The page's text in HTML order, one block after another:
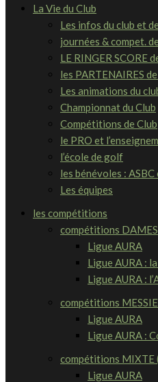
La Vie du Club
Les infos du club et de
journées & compet. de
LE RINGER SCORE
les PARTENAIRES de
Les animations du
Championnat du Club
Compétitions de Club
le PRO et
l’école de golf
les bénévoles : ASBC
Les équipes
les compétitions
compétitions DAMES
Ligue AURA
Ligue AURA :
Ligue AURA :
compétitions
Ligue AURA
Ligue AURA :
compétitions MIXTE
Ligue AURA